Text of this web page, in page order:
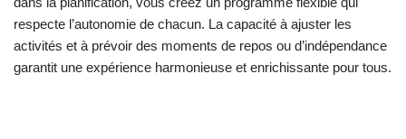
respecte l’autonomie de chacun. La capacité à ajuster les
activités et à prévoir des moments de repos ou d’indépendance
garantit une expérience harmonieuse et enrichissante pour tous.